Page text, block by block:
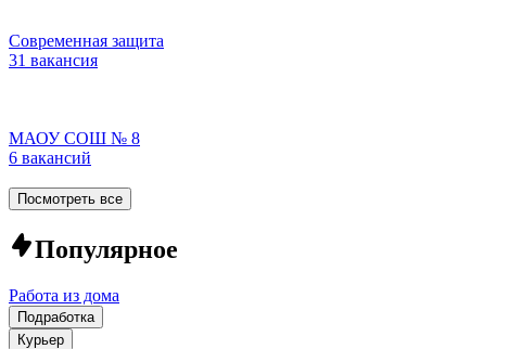
Современная защита
31 вакансия
МАОУ СОШ № 8
6 вакансий
Посмотреть все
Популярное
Работа из дома
Подработка
Курьер